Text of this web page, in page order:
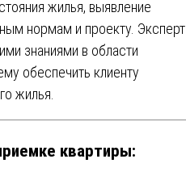
жилья, выявление
нормам и проекту. Эксперт
знаниями в области
обеспечить клиенту
жилья.
квартиры: